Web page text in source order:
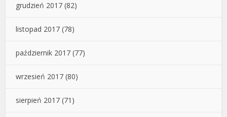
grudzień 2017 (82)
listopad 2017 (78)
październik 2017 (77)
wrzesień 2017 (80)
sierpień 2017 (71)